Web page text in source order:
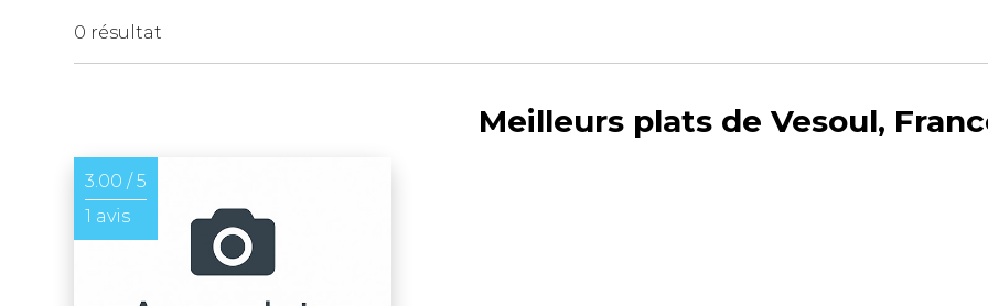
0 résultat
Meilleurs plats de Vesoul,
3.00 / 5
1 avis